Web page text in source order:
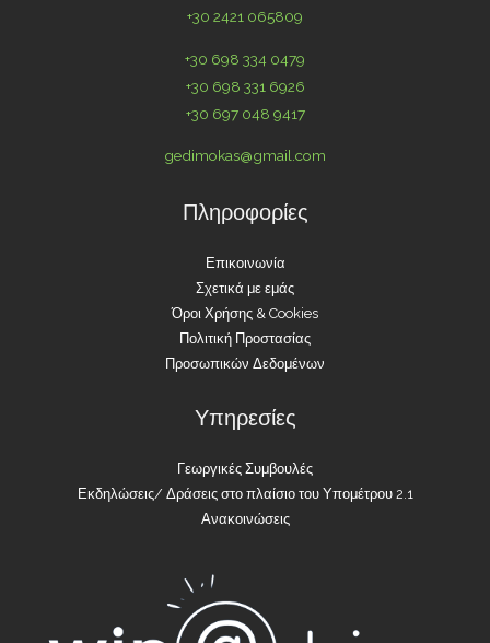
+30 2421 065809
+30 698 334 0479
+30 698 331 6926
+30 697 048 9417
gedimokas@gmail.com
Πληροφορίες
Επικοινωνία
Σχετικά με εμάς
Όροι Χρήσης & Cookies
Πολιτική Προστασίας
Προσωπικών Δεδομένων
Υπηρεσίες
Γεωργικές Συμβουλές
Εκδηλώσεις/ Δράσεις στο πλαίσιο του Υπομέτρου 2.1
Ανακοινώσεις